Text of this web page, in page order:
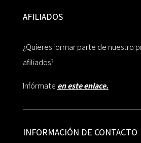
AFILIADOS
¿Quieres formar parte de nuestro
afiliados?
Infórmate en este enlace.
INFORMACIÓN DE CONTACTO